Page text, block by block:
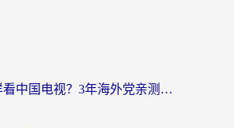
在国外怎样看中国电视？3年海外党亲测有效的追剧加速器指南